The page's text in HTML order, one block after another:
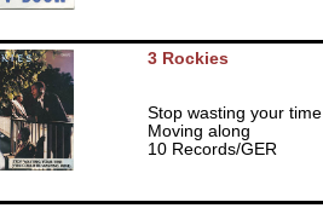
3 Rockies
Stop wasting your time
Moving along
10 Records/GER